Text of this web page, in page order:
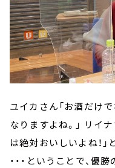
ユイカさん「お酒だけ
なりますよね。」 リイ
は絶対おいしいよね！」
・・・ということで、